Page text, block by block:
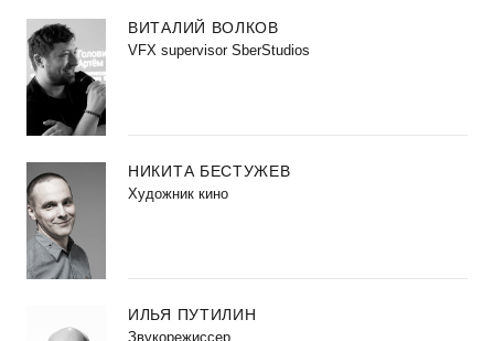
ВИТАЛИЙ ВОЛКОВ
VFX supervisor SberStudios
НИКИТА БЕСТУЖЕВ
Художник кино
ИЛЬЯ ПУТИЛИН
Звукорежиссер